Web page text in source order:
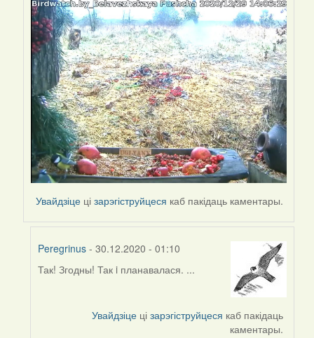
Увайдзіце цізарэгіструйцеся каб пакідаць каментары.
Peregrinus- 30.12.2020 - 01:10
In
Так! Згодны! Так i планавалася. ...
Увайдзіце цізарэгіструйцеся каб пакідаць
каментары.